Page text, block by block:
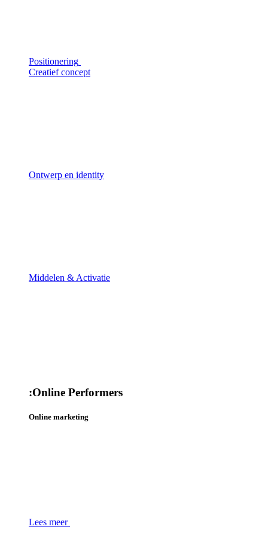
Positionering
Creatief concept
Ontwerp en identity
Middelen & Activatie
:Online Performers
Online marketing
Lees meer